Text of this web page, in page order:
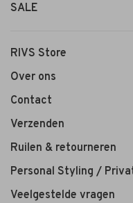
SALE
RIVS Store
Over ons
Contact
Verzenden
Ruilen & retourneren
Personal Styling /
Veelgestelde vragen